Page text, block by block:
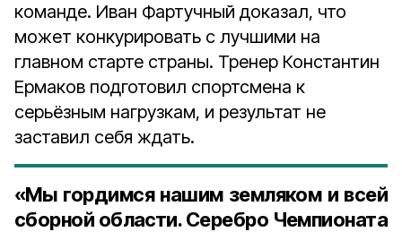
команде. Иван Фартучный доказал, что
может конкурировать с лучшими на
главном старте страны. Тренер Константин
Ермаков подготовил спортсмена к
серьёзным нагрузкам, и результат не
заставил себя ждать.
«Мы гордимся нашим земляком и всей
сборной области. Серебро Чемпионата